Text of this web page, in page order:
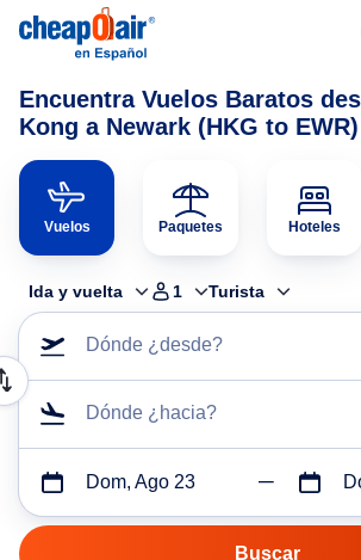
Encuentra Vuelos Baratos
Kong a Newark (HKG to EWR)
Vuelos Paquetes Hoteles
Ida y vuelta 1 Turista
Dónde ¿desde?
Dónde ¿hacia?
Dom, Ago 23